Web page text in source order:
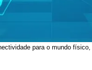
para o mundo